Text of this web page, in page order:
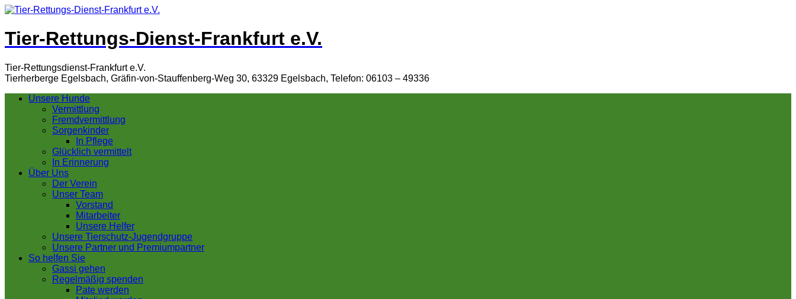
Tier-Rettungs-Dienst-Frankfurt e.V.
Tier-Rettungsdienst-Frankfurt e.V.
Tierherberge Egelsbach, Gräfin-von-Stauffenberg-Weg 30, 63329 Egelsbach, Telefon: 06103 – 49336
Unsere Hunde
Vermittlung
Fremdvermittlung
Sorgenkinder
In Pflege
Glücklich vermittelt
In Erinnerung
Über Uns
Der Verein
Unser Team
Vorstand
Mitarbeiter
Unsere Helfer
Unsere Tierschutz-Jugendgruppe
Unsere Partner und Premiumpartner
So helfen Sie
Gassi gehen
Regelmäßig spenden
Pate werden